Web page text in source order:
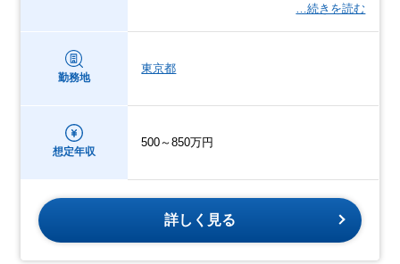
…続きを読む
勤務地
東京都
想定年収
500～850万円
詳しく見る